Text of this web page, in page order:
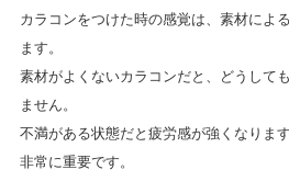
カラコンをつけた時の感覚は、素材によ
ます。
素材がよくないカラコンだと、どうして
ません。
不満がある状態だと疲労感が強くなりま
非常に重要です。